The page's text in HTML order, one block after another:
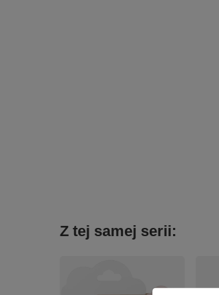
Z tej samej serii: